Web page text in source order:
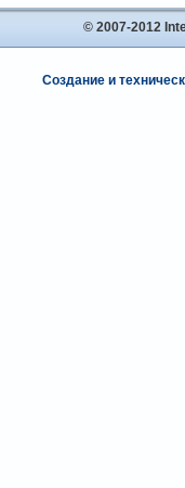
© 2007-2012
Создание и